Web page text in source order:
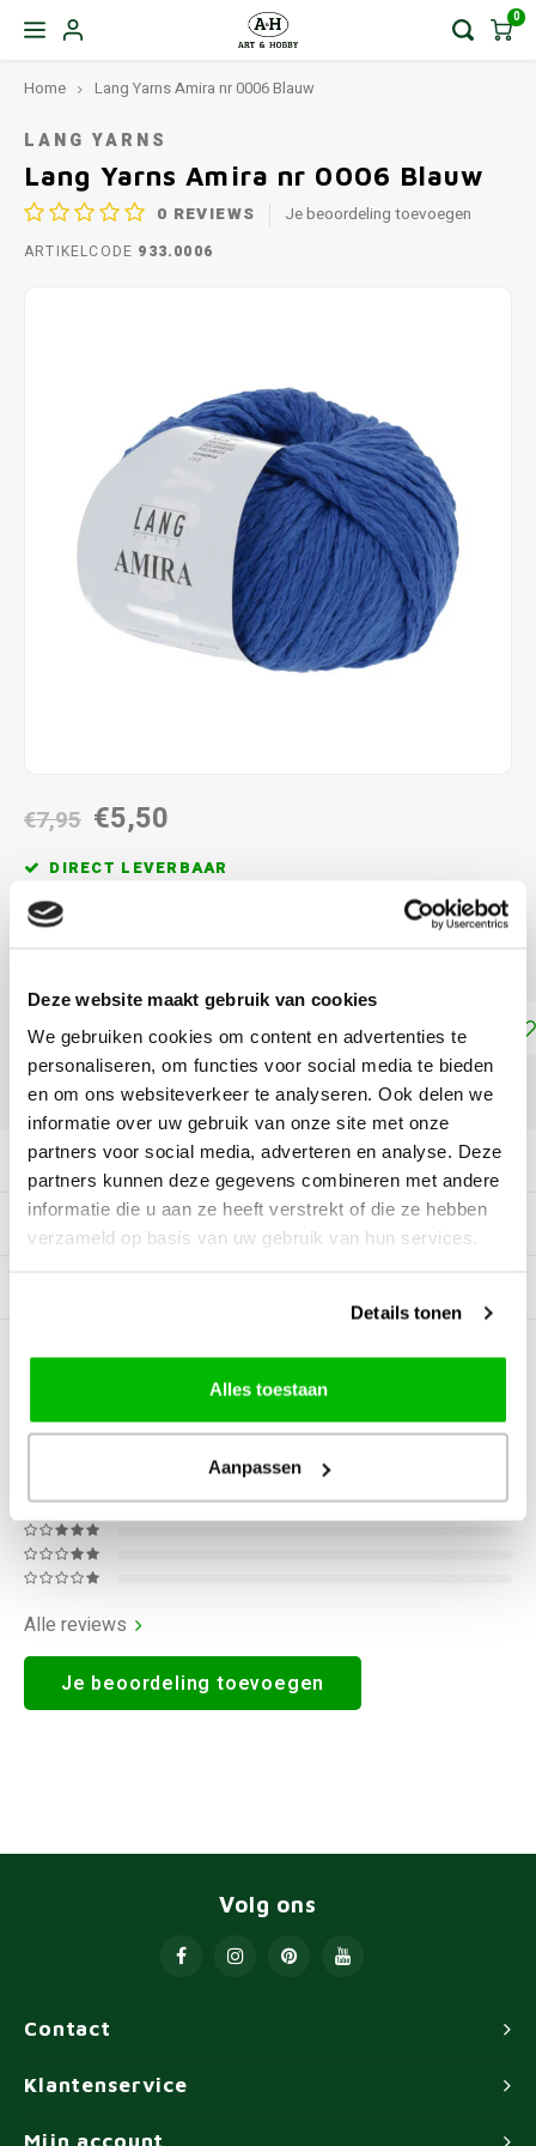
Deze website maakt gebruik van cookies
We gebruiken cookies om content en advertenties te
personaliseren, om functies voor social media te bieden
en om ons websiteverkeer te analyseren. Ook delen we
informatie over uw gebruik van onze site met onze
partners voor social media, adverteren en analyse. Deze
partners kunnen deze gegevens combineren met andere
informatie die u aan ze heeft verstrekt of die ze hebben
verzameld op basis van uw gebruik van hun services.
Details tonen
Alles toestaan
Aanpassen
0
Home Lang Yarns Amira nr 0006 Blauw
LANG YARNS
Lang Yarns Amira nr 0006 Blauw
0 REVIEWS Je beoordeling toevoegen
ARTIKELCODE 933.0006
€7,95 €5,50
DIRECT LEVERBAAR
93% katoen en 7% polyamide pendikte: 5.5 - 6.0 mmLees
Toevoegen aan winkelwagen
DELEN:
Productomschrijving
0
BEOORDELINGEN
0Reviews
Alle reviews
Je beoordeling toevoegen
Contact
Volg ons
Klantenservice
Mijn account